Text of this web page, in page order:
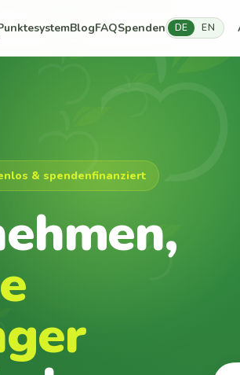
BlogFAQSpenden DE EN
& spendenfinanziert